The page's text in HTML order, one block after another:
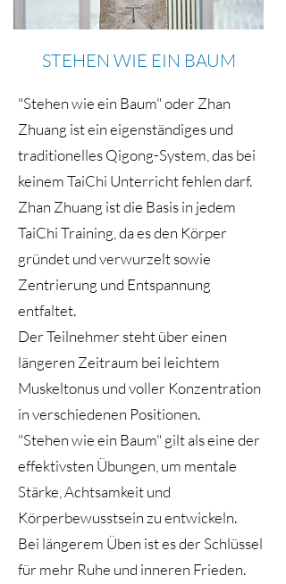
STEHEN WIE EIN BAUM
"Stehen wie ein Baum" oder Zhan
Zhuang ist ein eigenständiges und
traditionelles Qigong-System, das bei
keinem TaiChi Unterricht fehlen darf.
Zhan Zhuang ist die Basis in jedem
TaiChi Training, da es den Körper
gründet und verwurzelt sowie
Zentrierung und Entspannung
entfaltet.
Der Teilnehmer steht über einen
längeren Zeitraum bei leichtem
Muskeltonus und voller Konzentration
in verschiedenen Positionen.
"Stehen wie ein Baum" gilt als eine der
effektivsten Übungen, um mentale
Stärke, Achtsamkeit und
Körperbewusstsein zu entwickeln.
Bei längerem Üben ist es der Schlüssel
für mehr Ruhe und inneren Frieden.